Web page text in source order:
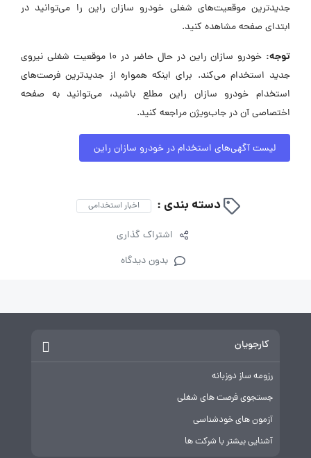
جدیدترین موقعیت‌های شغلی خودرو سازان راین را می‌توانید در
ابتدای صفحه مشاهده کنید.
توجه:
خودرو سازان راین در حال حاضر در ۱۰ موقعیت شغلی نیروی
جدید استخدام می‌کند. برای اینکه همواره از جدیدترین فرصت‌های
استخدام خودرو سازان راین مطلع باشید، می‌توانید به صفحه
اختصاصی آن در جاب‌ویژن مراجعه کنید.
لیست آگهی‌های استخدام در خودرو سازان راین
دسته بندی : اخبار استخدامی
اشتراک گذاری
بدون دیدگاه
کارجویان
رزومه ساز دوزبانه
جستجوی فرصت های شغلی
آزمون های خودشناسی
آشنایی بیشتر با شرکت ها